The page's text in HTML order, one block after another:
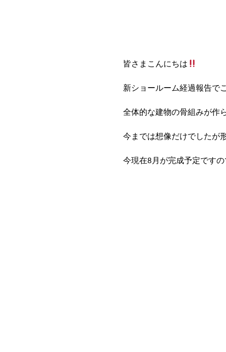
皆さまこんにちは
新ショールーム経過報告で
全体的な建物の骨組みが作
今までは想像だけでしたが
今現在8月が完成予定です